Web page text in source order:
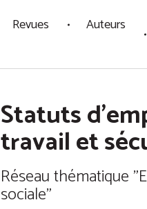
Revues Auteurs
Statuts
travail et
Réseau thématique
sociale"